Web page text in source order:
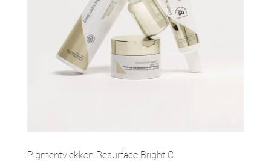
Pigmentvlekken Resurface Bright C